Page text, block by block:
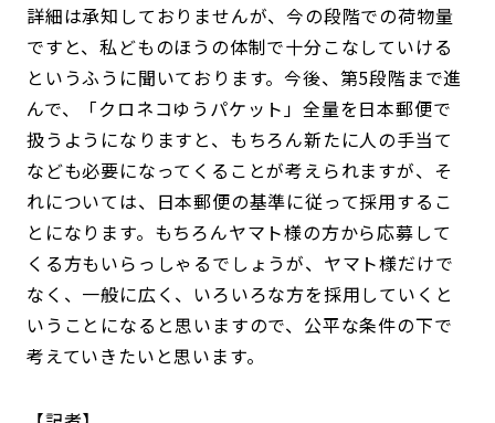
詳細は承知しておりませんが、今の段階での荷物量
ですと、私どものほうの体制で十分こなしていける
というふうに聞いております。今後、第5段階まで進
んで、「クロネコゆうパケット」全量を日本郵便で
扱うようになりますと、もちろん新たに人の手当て
なども必要になってくることが考えられますが、そ
れについては、日本郵便の基準に従って採用するこ
とになります。もちろんヤマト様の方から応募して
くる方もいらっしゃるでしょうが、ヤマト様だけで
なく、一般に広く、いろいろな方を採用していくと
いうことになると思いますので、公平な条件の下で
考えていきたいと思います。